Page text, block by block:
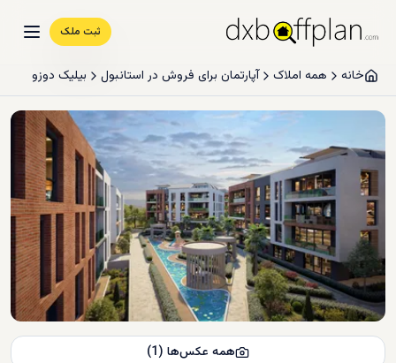
ثبت ملک
خانه همه املاک آپارتمان برای فروش در استانبول بیلیک دوزو
همه عکس‌ها (
1
)